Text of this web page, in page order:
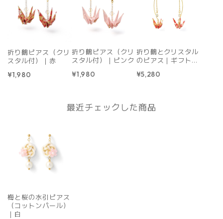
折り鶴ピアス（クリ
スタル付）｜赤
¥1,980
折り鶴ピアス（クリ
スタル付）｜ピンク
¥1,980
折り鶴とクリスタル
のピアス｜ギフトボ
¥5,280
最近チェックした商品
梅と桜の水引ピアス
（コットンパール）
｜白